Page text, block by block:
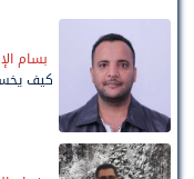
بسام
كيف